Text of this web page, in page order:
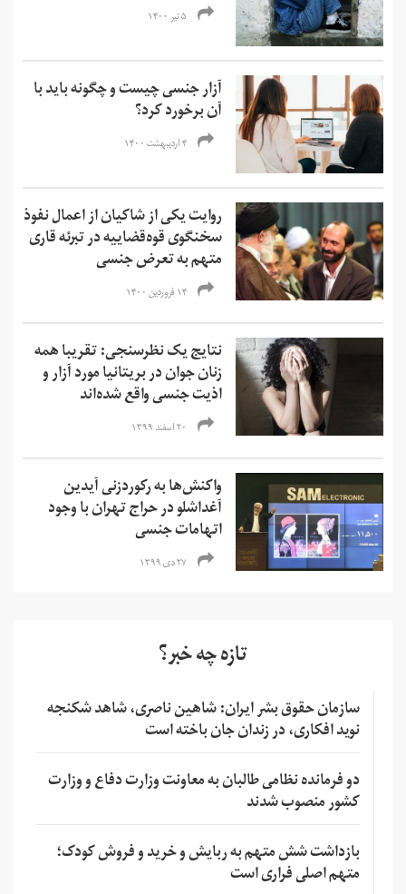
۵ تیر ۱۴۰۰
آزار جنسی چیست و چگونه باید با
آن برخورد کرد؟
۴ اردیبهشت ۱۴۰۰
روایت یکی از شاکیان از اعمال نفوذ
سخنگوی قوه‌قضاییه در تبرئه قاری
متهم به تعرض جنسی
۱۴ فروردین ۱۴۰۰
نتایج یک نظرسنجی: تقریبا همه
زنان جوان در بریتانیا مورد آزار و
اذیت جنسی واقع شده‌اند
۲۰ اسفند ۱۳۹۹
واکنش‌ها به رکوردزنی آیدین
آغداشلو در حراج تهران با وجود
اتهامات جنسی
۲۷ دی ۱۳۹۹
تازه چه خبر؟
سازمان حقوق بشر ایران: شاهین ناصری، شاهد شکنجه
نوید افکاری، در زندان جان باخته است
دو فرمانده نظامی طالبان به معاونت وزارت دفاع و وزارت
کشور منصوب شدند
بازداشت شش متهم به ربایش و خرید و فروش کودک؛
متهم اصلی فراری است